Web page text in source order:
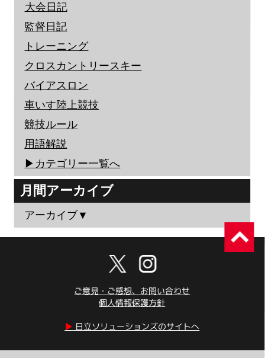
大会日記
監督日記
トレーニング
クロスカントリースキー
バイアスロン
車いす陸上競技
競技ルール
用語解説
▶︎カテゴリー一覧へ
月間アーカイブ
アーカイブ▼
ご意見・ご感想、お問い合わせ
個人情報保護方針
▶︎ 日立ソリューションズのサイトへ